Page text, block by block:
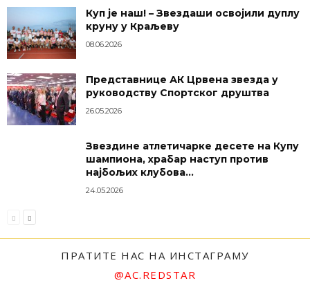
Куп је наш! – Звездаши освојили дуплу
круну у Краљеву
08.06.2026
Представнице АК Црвена звезда у
руководству Спортског друштва
26.05.2026
Звездине атлетичарке десете на Купу
шампиона, храбар наступ против
најбољих клубова...
24.05.2026
ПРАТИТЕ НАС НА ИНСТАГРАМУ
@AC.REDSTAR